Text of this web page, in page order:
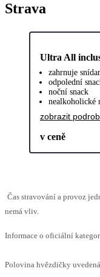
Strava
Ultra All
zahrnuje
odpolední
noční snack
nealkoholické
zobrazit
v ceně
Čas stravování a provoz
nemá vliv.
Informace o oficiální
Polovina hvězdičky